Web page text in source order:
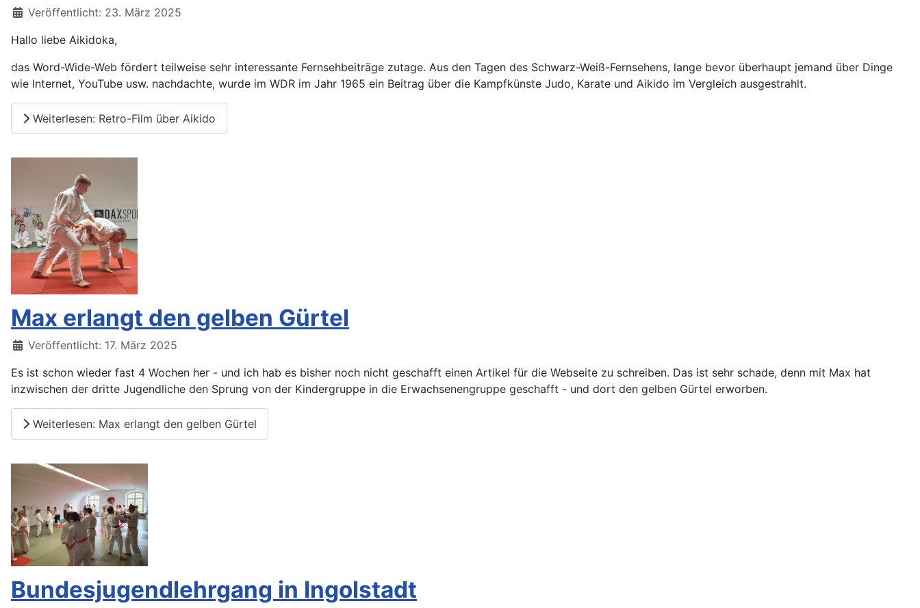
Details
Veröffentlicht: 23. März 2025
Hallo liebe Aikidoka,
das Word-Wide-Web fördert teilweise sehr interessante Fernsehbeiträge zutage. Aus den Tagen des Schwarz-Weiß-Fernsehens, lange bevor überhaupt jemand über Dinge
wie Internet, YouTube usw. nachdachte, wurde im WDR im Jahr 1965 ein Beitrag über die Kampfkünste Judo, Karate und Aikido im Vergleich ausgestrahlt.
Weiterlesen: Retro-Film über Aikido
Max erlangt den gelben Gürtel
Details
Veröffentlicht: 17. März 2025
Es ist schon wieder fast 4 Wochen her - und ich hab es bisher noch nicht geschafft einen Artikel für die Webseite zu schreiben. Das ist sehr schade, denn mit Max hat
inzwischen der dritte Jugendliche den Sprung von der Kindergruppe in die Erwachsenengruppe geschafft - und dort den gelben Gürtel erworben.
Weiterlesen: Max erlangt den gelben Gürtel
Bundesjugendlehrgang in Ingolstadt